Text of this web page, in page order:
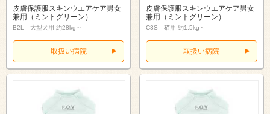
皮膚保護服スキンウエアケア男女
兼用（ミントグリーン）
B2L 大型犬用 約28kg～
取扱い病院
皮膚保護服スキンウエアケア男女
兼用（ミントグリーン）
C3S 猫用 約1.5kg～
取扱い病院